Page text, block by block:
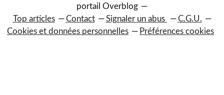
portail Overblog
Top articles
Contact Signaler un abus
C.G.U.
Cookies et données personnelles
Préférences cookies